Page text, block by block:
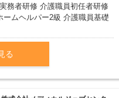
務者研修 介護職員初任者研修
ームヘルパー2級 介護職員基礎
る